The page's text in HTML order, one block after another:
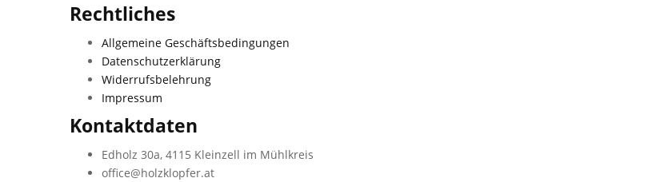
Rechtliches
Allgemeine Geschäftsbedingungen
Datenschutzerklärung
Widerrufsbelehrung
Impressum
Kontaktdaten
Edholz 30a, 4115 Kleinzell im Mühlkreis
office@holzklopfer.at